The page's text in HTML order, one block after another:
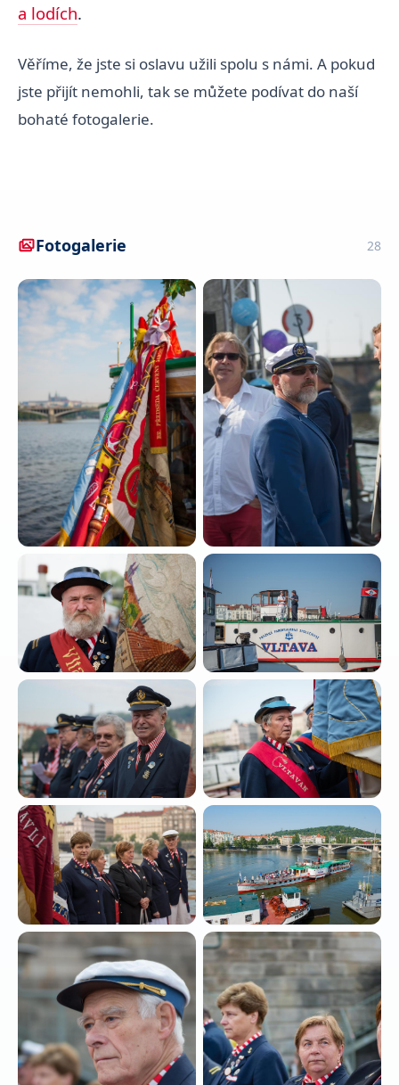
a lodích.
Věříme, že jste si oslavu užili spolu s námi. A pokud
jste přijít nemohli, tak se můžete podívat do naší
bohaté fotogalerie.
Fotogalerie 28